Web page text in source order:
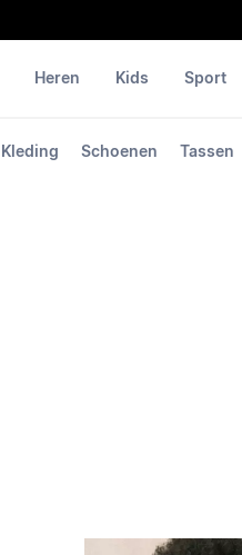
Kleding Schoenen Tassen
Heren Kids Sport